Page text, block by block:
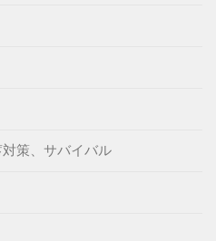
策、サバイバル